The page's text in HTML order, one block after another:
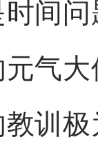
间
气
训